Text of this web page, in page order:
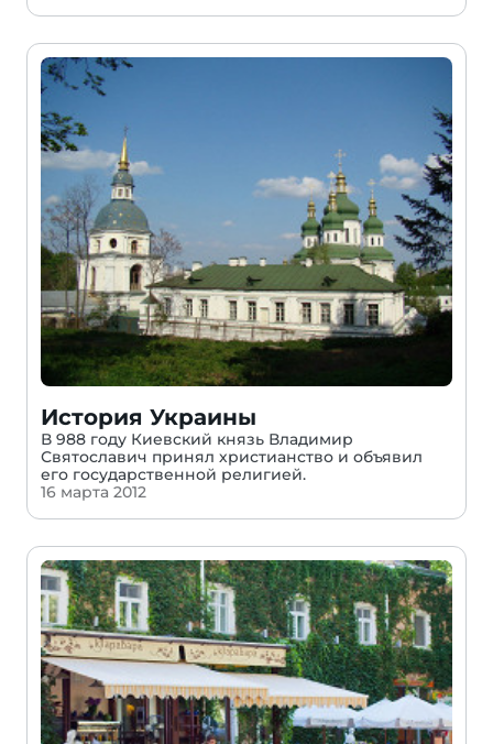
История Украины
В 988 году Киевский князь Владимир
Святославич принял христианство и объявил
его государственной религией.
16 марта 2012